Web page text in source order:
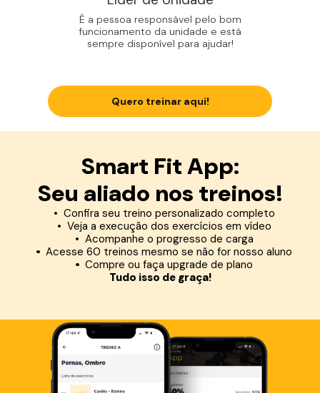
É a pessoa responsável pelo bom
funcionamento da unidade e está
sempre disponível para ajudar!
Quero treinar aqui!
Smart Fit App:
Seu aliado nos treinos!
Confira seu treino personalizado completo
Veja a execução dos exercícios em vídeo
Acompanhe o progresso de carga
Acesse 60 treinos mesmo se não for nosso aluno
Compre ou faça upgrade de plano
Tudo isso de graça!